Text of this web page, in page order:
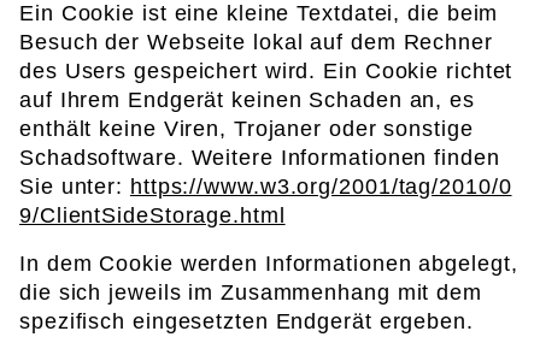
Ein Cookie ist eine kleine Textdatei, die beim
Besuch der Webseite lokal auf dem Rechner
des Users gespeichert wird. Ein Cookie richtet
auf Ihrem Endgerät keinen Schaden an, es
enthält keine Viren, Trojaner oder sonstige
Schadsoftware. Weitere Informationen finden
Sie unter: https://www.w3.org/2001/tag/2010/0
9/ClientSideStorage.html
In dem Cookie werden Informationen abgelegt,
die sich jeweils im Zusammenhang mit dem
spezifisch eingesetzten Endgerät ergeben.